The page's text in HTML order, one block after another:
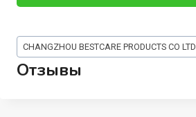
Метки
записи:
CHANGZHOU BESTCARE PRODUCTS CO LTD
Отзывы